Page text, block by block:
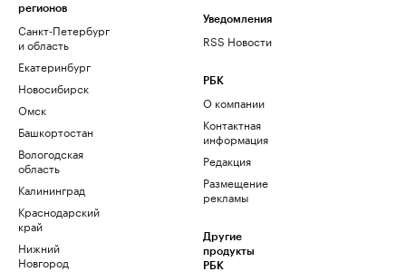
регионов
Санкт-Петербург
и область
Екатеринбург
Новосибирск
Омск
Башкортостан
Вологодская
область
Калининград
Краснодарский
край
Нижний
Новгород
Уведомления
RSS Новости
РБК
О компании
Контактная
информация
Редакция
Размещение
рекламы
Другие
продукты
РБК